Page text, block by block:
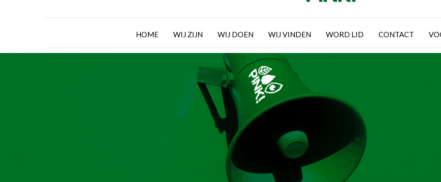
HOME WIJ ZIJN WIJ DOEN WIJ VINDEN WORD LID CONTACT